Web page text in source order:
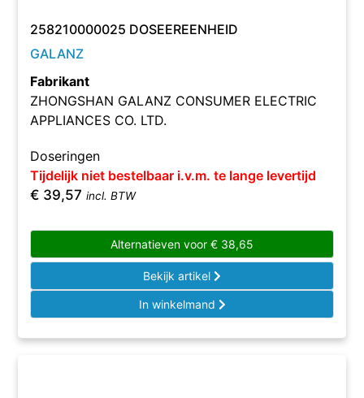
258210000025 DOSEEREENHEID
GALANZ
Fabrikant
ZHONGSHAN GALANZ CONSUMER ELECTRIC
APPLIANCES CO. LTD.
Doseringen
Tijdelijk niet bestelbaar i.v.m. te lange levertijd
€ 39,57 incl. BTW
Alternatieven voor € 38,65
Bekijk artikel
In winkelmand